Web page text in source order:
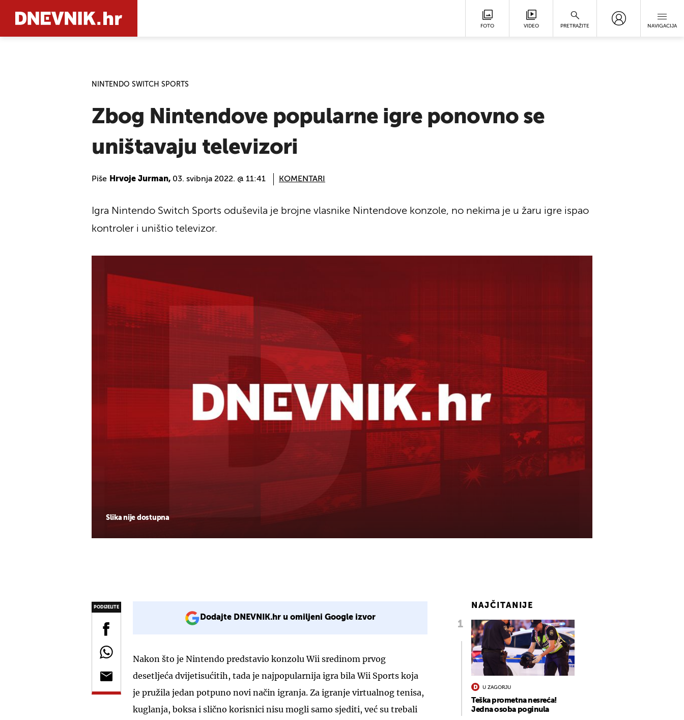
FOTO VIDEO PRETRAŽITE NAVIGACIJA
NINTENDO SWITCH SPORTS
Zbog Nintendove popularne igre ponovno se
uništavaju televizori
Piše Hrvoje Jurman, 03. svibnja 2022. @ 11:41 KOMENTARI
Slika nije dostupna
Igra Nintendo Switch Sports oduševila je brojne vlasnike Nintendove konzole, no nekima je u žaru igre ispao
kontroler i uništio televizor.
PODIJELITE
Dodajte DNEVNIK.hr u omiljeni Google izvor
Nakon što je Nintendo predstavio konzolu Wii sredinom prvog
desetljeća dvijetisućitih, tada je najpopularnija igra bila Wii Sports koja
je pružila jedan potpuno novi način igranja. Za igranje virtualnog tenisa,
kuglanja, boksa i slično korisnici nisu mogli samo sjediti, već su trebali
NAJČITANIJE
U ZAGORJU
Teška prometna nesreća!
Jedna osoba poginula